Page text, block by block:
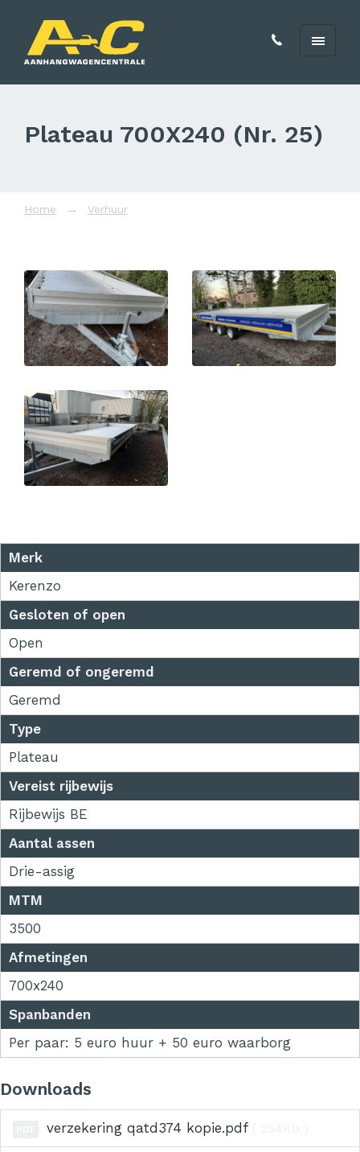
Plateau 700X240 (Nr. 25)
Home Verhuur
Merk
Kerenzo
Gesloten of open
Open
Geremd of ongeremd
Geremd
Type
Plateau
Vereist rijbewijs
Rijbewijs BE
Aantal assen
Drie-assig
MTM
3500
Afmetingen
700x240
Spanbanden
Per paar: 5 euro huur + 50 euro waarborg
Downloads
verzekering qatd374 kopie.pdf